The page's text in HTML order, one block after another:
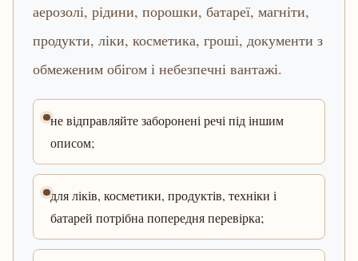
аерозолі, рідини, порошки, батареї, магніти,
продукти, ліки, косметика, гроші, документи з
обмеженим обігом і небезпечні вантажі.
не відправляйте заборонені речі під іншим
описом;
для ліків, косметики, продуктів, техніки і
батарей потрібна попередня перевірка;